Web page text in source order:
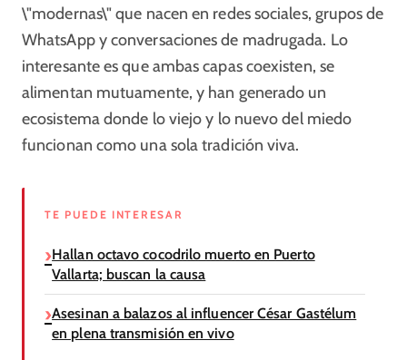
\"modernas\" que nacen en redes sociales, grupos de
WhatsApp y conversaciones de madrugada. Lo
interesante es que ambas capas coexisten, se
alimentan mutuamente, y han generado un
ecosistema donde lo viejo y lo nuevo del miedo
funcionan como una sola tradición viva.
TE PUEDE INTERESAR
Hallan octavo cocodrilo muerto en Puerto
Vallarta; buscan la causa
Asesinan a balazos al influencer César Gastélum
en plena transmisión en vivo